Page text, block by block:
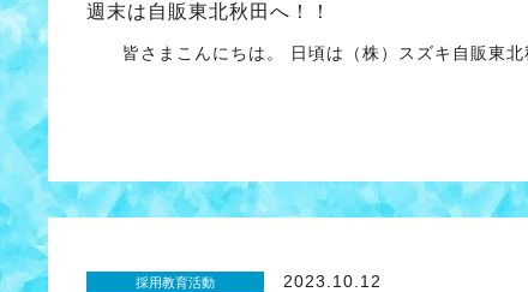
週末は自販東北秋田へ！！
皆さまこんにちは。 日頃は（株）スズキ自販東北
採用教育活動 2023.10.12